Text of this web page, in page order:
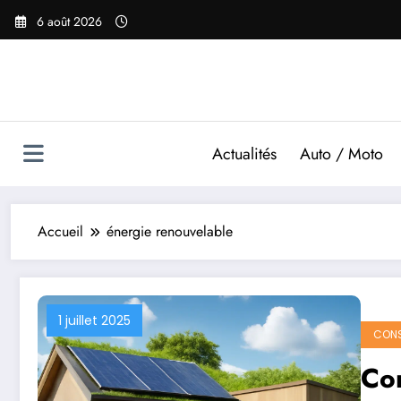
Aller
6 août 2026
Actualités Auto / Moto
Accueil énergie renouvelable
1 juillet 2025